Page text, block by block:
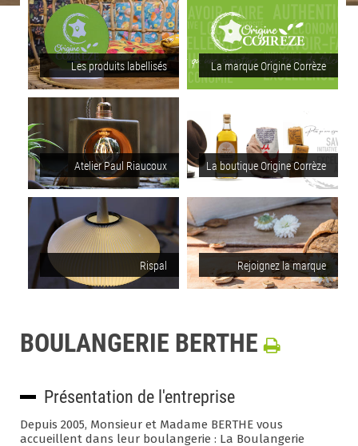
Les produits labellisés La marque Origine Corrèze
Atelier Paul Riaucoux La boutique Origine Corrèze
Rispal Rejoignez la marque
BOULANGERIE BERTHE
Présentation de l'entreprise
Depuis 2005, Monsieur et Madame BERTHE vous
accueillent dans leur boulangerie : La Boulangerie